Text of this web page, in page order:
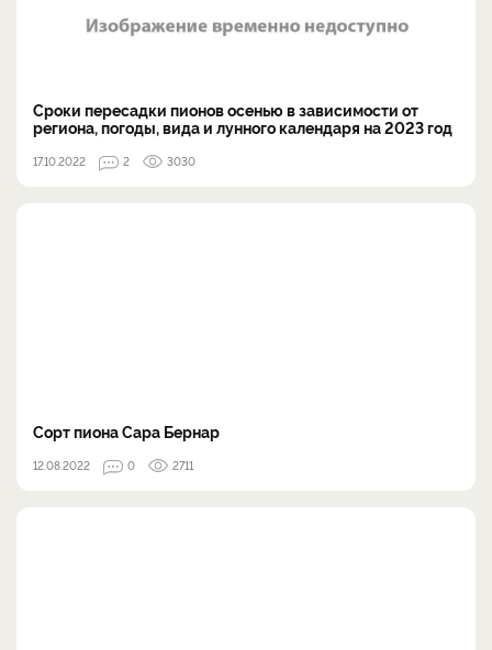
Сроки пересадки пионов осенью в зависимости от
региона, погоды, вида и лунного календаря на 2023 год
17.10.2022 2 3030
Сорт пиона Сара Бернар
12.08.2022 0 2711